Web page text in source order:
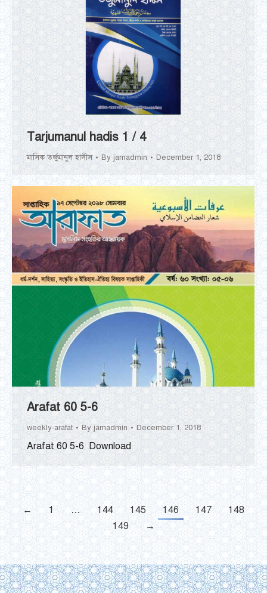
Tarjumanul hadis 1 / 4
মাসিক তর্জুমানুল হাদীস By jamadmin December 1, 2018
Arafat 60 5-6
weekly-arafat By jamadmin December 1, 2018
Arafat 60 5-6 Download
← 1 … 144 145 146 147
148
149
→